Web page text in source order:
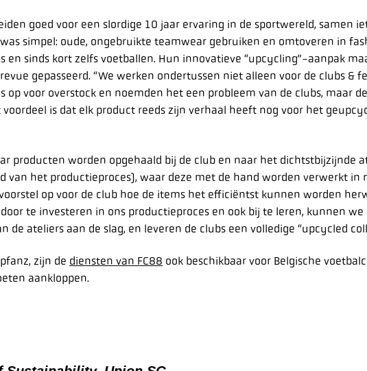
goed voor een slordige 10 jaar ervaring in de sportwereld, samen
simpel: oude, ongebruikte teamwear gebruiken en omtoveren in
en sinds kort zelfs voetballen. Hun innovatieve “upcycling”-aanpak
gepasseerd. “We werken ondertussen niet alleen voor de clubs &
op voor overstock en noemden het een probleem van de clubs, maar
is dat elk product reeds zijn verhaal heeft nog voor het
producten worden opgehaald bij de club en naar het dichtstbijzijnde
van het productieproces), waar deze met de hand worden verwerkt in
op voor de club hoe de items het efficiëntst kunnen worden
te investeren in ons productieproces en ook bij te leren, kunnen
de ateliers aan de slag, en leveren de clubs een volledige “upcycled
zijn de diensten van FC88 ook beschikbaar voor Belgische
aankloppen.